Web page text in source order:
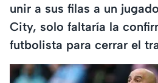
unir a sus filas a un
City, solo faltaría la
futbolista para cerrar el